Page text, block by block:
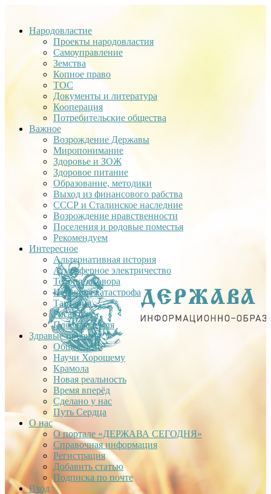
Народовластие
Проекты народовластия
Самоуправление
Земства
Копное право
ТОС
Документы и литература
Кооперация
Потребительские общества
Важное
Возрождение Державы
Миропонимание
Здоровье и ЗОЖ
Здоровое питание
Образование, методики
Выход из финансового рабства
СССР и Сталинское наследние
Возрождение нравственности
Поселения и родовые поместья
Рекомендуем
Интересное
Альтернативная история
Атмосферное электричество
Теория заговора
Недавняя катастрофа
Тартария
Гиганты
Плоская Земля
Здравые проекты
Общее дело
Научи Хорошему
Крамола
Новая реальность
Время вперёд
Сделано у нас
Путь Сердца
О нас
О портале «ДЕРЖАВА СЕГОДНЯ»
Справочная информация
Регистрация
Добавить статью
Подписка по почте
Вход